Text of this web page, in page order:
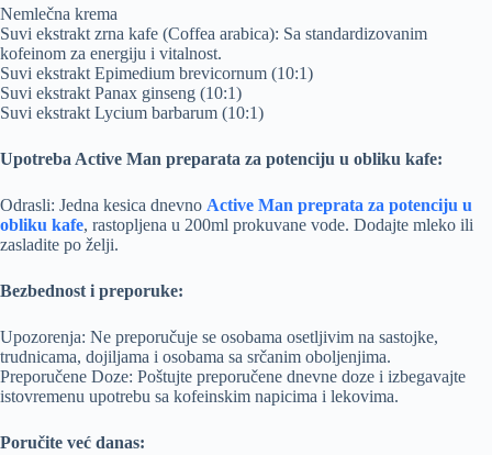
Nemlečna krema
Suvi ekstrakt zrna kafe (Coffea arabica): Sa standardizovanim
kofeinom za energiju i vitalnost.
Suvi ekstrakt Epimedium brevicornum (10:1)
Suvi ekstrakt Panax ginseng (10:1)
Suvi ekstrakt Lycium barbarum (10:1)
Upotreba Active Man preparata za potenciju u obliku kafe:
Odrasli: Jedna kesica dnevno Active Man preprata za potenciju u
obliku kafe, rastopljena u 200ml prokuvane vode. Dodajte mleko ili
zasladite po želji.
Bezbednost i preporuke:
Upozorenja: Ne preporučuje se osobama osetljivim na sastojke,
trudnicama, dojiljama i osobama sa srčanim oboljenjima.
Preporučene Doze: Poštujte preporučene dnevne doze i izbegavajte
istovremenu upotrebu sa kofeinskim napicima i lekovima.
Poručite već danas: